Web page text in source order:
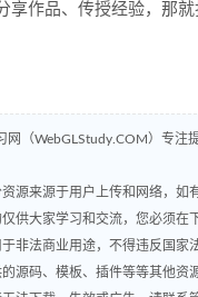
享作品、传授经验，那
网（WebGLStudy.COM）专注
源来源于用户上传和网络，如
供大家学习和交流，您必须在
非法商业用途，不得违反国家
源码、模板、插件等等其他资